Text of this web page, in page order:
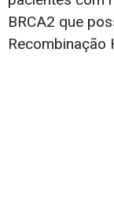
BRCA2 que
Recombinação